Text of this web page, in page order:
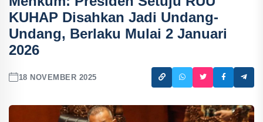
KUHAP Disahkan Jadi Undang-
Undang, Berlaku Mulai 2 Januari
2026
18 NOVEMBER 2025